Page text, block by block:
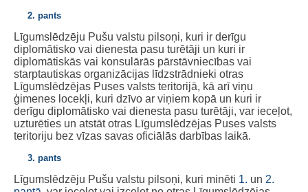
2. pants
Līgumslēdzēju Pušu valstu pilsoņi, kuri ir derīgu
diplomātisko vai dienesta pasu turētāji un kuri ir
diplomātiskās vai konsulārās pārstāvniecības vai
starptautiskas organizācijas līdzstrādnieki otras
Līgumslēdzējas Puses valsts teritorijā, kā arī viņu
ģimenes locekļi, kuri dzīvo ar viņiem kopā un kuri ir
derīgu diplomātisko vai dienesta pasu turētāji, var ieceļot,
uzturēties un atstāt otras Līgumslēdzējas Puses valsts
teritoriju bez vīzas savas oficiālās darbības laikā.
3. pants
Līgumslēdzēju Pušu valstu pilsoņi, kuri minēti 1. un 2.